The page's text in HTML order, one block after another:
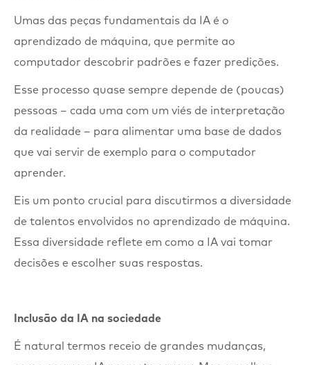
Umas das peças fundamentais da IA é o
aprendizado de máquina, que permite ao
computador descobrir padrões e fazer predições.
Esse processo quase sempre depende de (poucas)
pessoas – cada uma com um viés de interpretação
da realidade – para alimentar uma base de dados
que vai servir de exemplo para o computador
aprender.
Eis um ponto crucial para discutirmos a diversidade
de talentos envolvidos no aprendizado de máquina.
Essa diversidade reflete em como a IA vai tomar
decisões e escolher suas respostas.
Inclusão da IA na sociedade
É natural termos receio de grandes mudanças,